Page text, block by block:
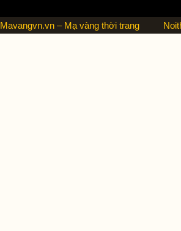
Mavangvn.vn – Mạ vàng thời trang